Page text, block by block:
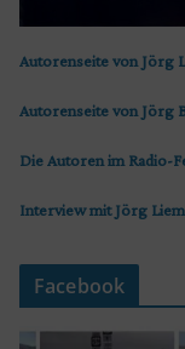
Autorenseite von Jörg
Autorenseite von Jörg
Die Autoren im Radio-
Interview mit Jörg
Facebook